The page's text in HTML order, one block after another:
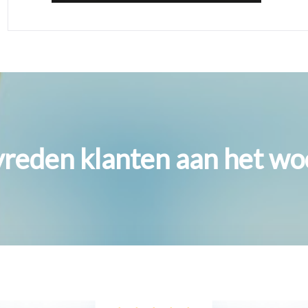
klanten aan het